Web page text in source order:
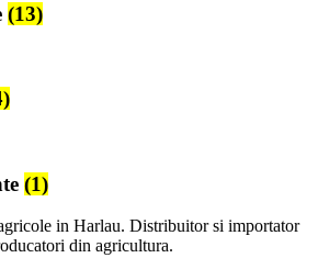
(13)
(1)
in Harlau. Distribuitor si importator
din agricultura.